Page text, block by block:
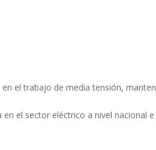
el trabajo de media tensión,
el sector eléctrico a nivel nacional